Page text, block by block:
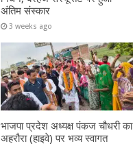
अंतिम संस्कार
3 weeks ago
भाजपा प्रदेश अध्यक्ष पंकज चौधरी का
अहरौरा (हाइवे) पर भव्य स्वागत